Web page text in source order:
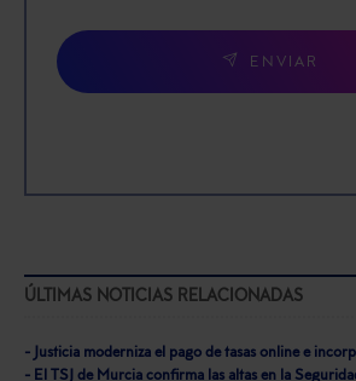
ENVIAR
ÚLTIMAS NOTICIAS RELACIONADAS
- Justicia moderniza el pago de tasas online e
- El TSJ de Murcia confirma las altas en la